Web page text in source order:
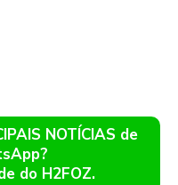
NOTÍCIAS de
do H2FOZ.